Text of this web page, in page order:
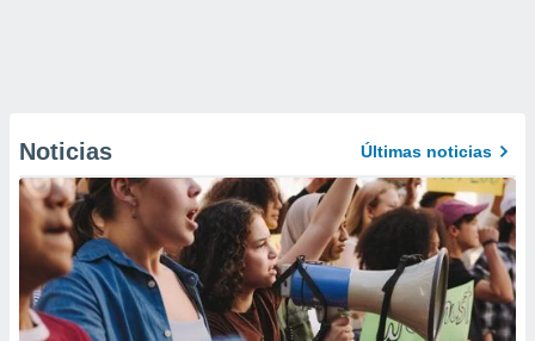
Noticias Últimas noticias